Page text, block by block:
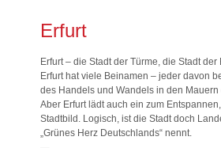
Erfurt
Erfurt – die Stadt der Türme, die Stadt
Erfurt hat viele Beinamen – jeder davon
des Handels und Wandels in den
Aber Erfurt lädt auch ein zum
Stadtbild. Logisch, ist die Stadt doch
„Grünes Herz Deutschlands“ nennt.